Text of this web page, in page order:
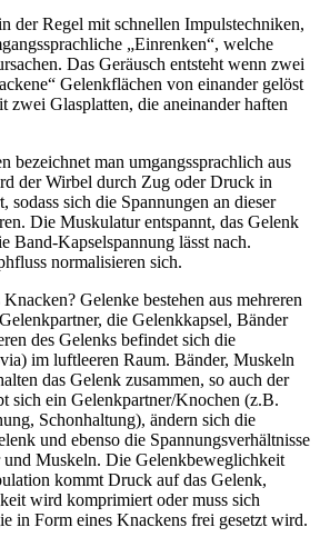
der Regel mit schnellen Impulstechniken,
„Einrenken“, welche
Das Geräusch entsteht wenn zwei
Gelenkflächen von einander gelöst
zwei Glasplatten, die aneinander haften
bezeichnet man umgangssprachlich aus
der Wirbel durch Zug oder Druck in
sodass sich die Spannungen an dieser
Die Muskulatur entspannt, das Gelenk
Band-Kapselspannung lässt nach.
normalisieren sich.
Gelenke bestehen aus mehreren
die Gelenkkapsel, Bänder
des Gelenks befindet sich die
im luftleeren Raum. Bänder, Muskeln
das Gelenk zusammen, so auch der
sich ein Gelenkpartner/Knochen (z.B.
Schonhaltung), ändern sich die
und ebenso die Spannungsverhältnisse
und Muskeln. Die Gelenkbeweglichkeit
kommt Druck auf das Gelenk,
wird komprimiert oder muss sich
in Form eines Knackens frei gesetzt wird.